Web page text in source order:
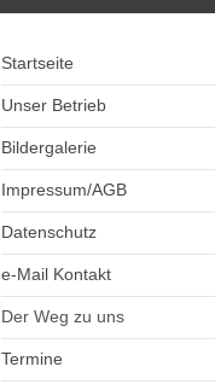
Startseite
Unser Betrieb
Bildergalerie
Impressum/AGB
Datenschutz
e-Mail Kontakt
Der Weg zu uns
Termine